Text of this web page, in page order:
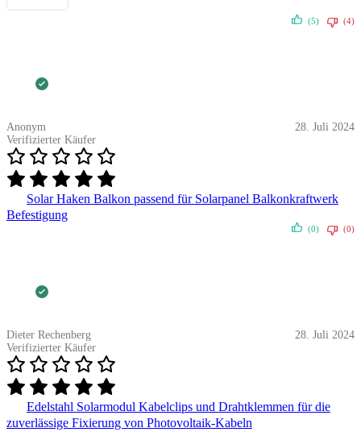
(5) (4)
Anonym
Verifizierter Käufer
28. Juli 2024
Solar Haken Balkon passend für Solarpanel Balkonkraftwerk
Befestigung
(0) (0)
Dieter Rechenberg
Verifizierter Käufer
28. Juli 2024
Edelstahl Solarmodul Kabelclips und Drahtklemmen für die
zuverlässige Fixierung von Photovoltaik-Kabeln